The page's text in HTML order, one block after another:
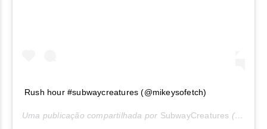
Rush hour #subwaycreatures (@mikeysofetch)
Uma publicação compartilhada por SubwayCreatures (@subwaycreatures) em